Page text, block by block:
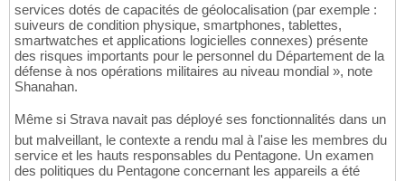
services dotés de capacités de géolocalisation (par exemple :
suiveurs de condition physique, smartphones, tablettes,
smartwatches et applications logicielles connexes) présente
des risques importants pour le personnel du Département de la
défense à nos opérations militaires au niveau mondial », note
Shanahan.
Même si Strava navait pas déployé ses fonctionnalités dans un
but malveillant, le contexte a rendu mal à l'aise les membres du
service et les hauts responsables du Pentagone. Un examen
des politiques du Pentagone concernant les appareils a été